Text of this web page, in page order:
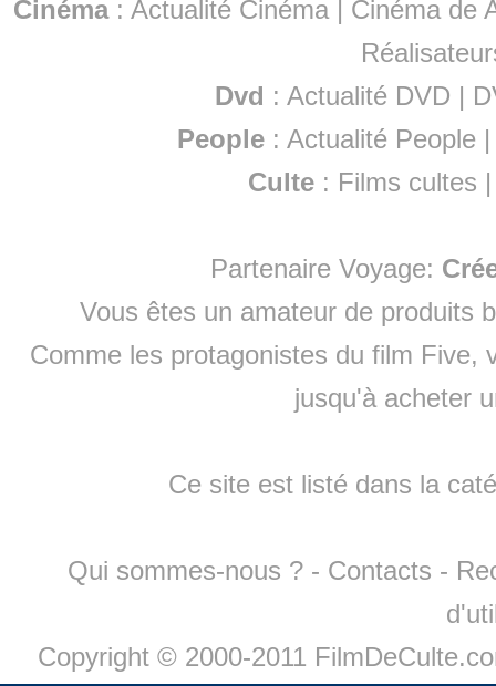
Cinéma: Actualité Cinéma | Cinéma de
Dvd : Actualité DVD |
People :Actualité People
Culte : Films cultes
Partenaire Voyage:
Vous êtes un amateur de produits
Comme les protagonistes du film Five,
jusqu'à acheter
Ce site est listé dans la
Qui sommes-nous ? - Contacts -
Copyright © 2000-2011